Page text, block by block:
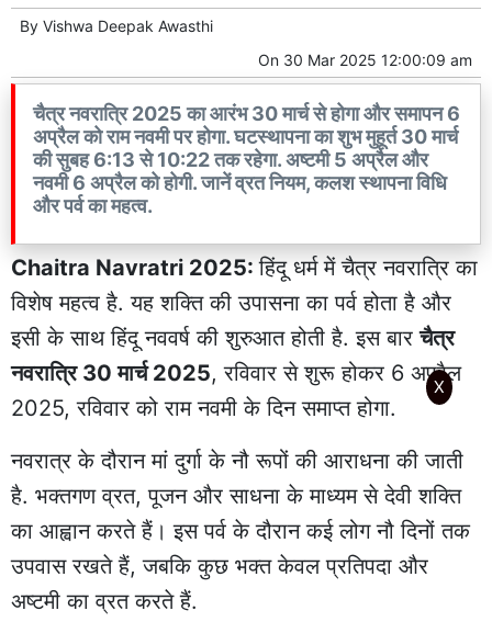
By Vishwa Deepak Awasthi
On 30 Mar 2025 12:00:09 am
चैत्र नवरात्रि 2025 का आरंभ 30 मार्च से होगा और समापन 6
अप्रैल को राम नवमी पर होगा. घटस्थापना का शुभ मुहूर्त 30 मार्च
की सुबह 6:13 से 10:22 तक रहेगा. अष्टमी 5 अप्रैल और
नवमी 6 अप्रैल को होगी. जानें व्रत नियम, कलश स्थापना विधि
और पर्व का महत्व.
Chaitra Navratri 2025:हिंदू धर्म में चैत्र नवरात्रि का
विशेष महत्व है. यह शक्ति की उपासना का पर्व होता है और
इसी के साथ हिंदू नववर्ष की शुरुआत होती है. इस बारचैत्र
नवरात्रि 30 मार्च 2025, रविवार से शुरू होकर 6 अप्रैल
2025, रविवार को राम नवमी के दिन समाप्त होगा.
नवरात्र के दौरान मां दुर्गा के नौ रूपों की आराधना की जाती
है. भक्तगण व्रत, पूजन और साधना के माध्यम से देवी शक्ति
का आह्वान करते हैं। इस पर्व के दौरान कई लोग नौ दिनों तक
उपवास रखते हैं, जबकि कुछ भक्त केवल प्रतिपदा और
अष्टमी का व्रत करते हैं.
X